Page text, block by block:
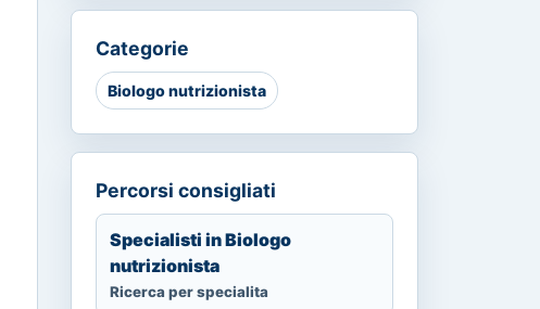
Categorie
Biologo nutrizionista
Percorsi consigliati
Specialisti in Biologo
nutrizionista
Ricerca per specialita